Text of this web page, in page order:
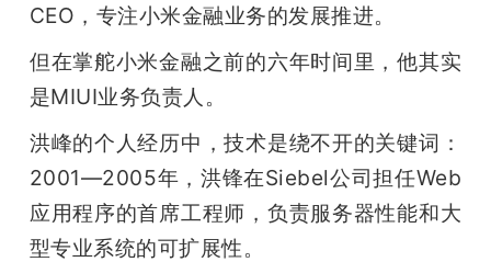
CEO，专注小米金融业务的发展推进。
但在掌舵小米金融之前的六年时间里，他其实
是MIUI业务负责人。
洪峰的个人经历中，技术是绕不开的关键词：
2001—2005年，洪锋在Siebel公司担任Web
应用程序的首席工程师，负责服务器性能和大
型专业系统的可扩展性。